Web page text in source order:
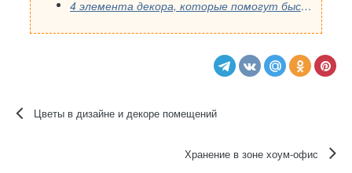
4 элемента декора, которые помогут быстро преобразить интерьер
Цветы в дизайне и декоре помещений
Хранение в зоне хоум-офис